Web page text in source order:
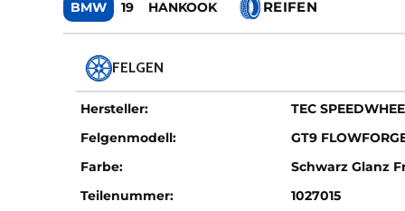
BMW 19 HANKOOK REIFEN
FELGEN
Hersteller:
TEC
Felgenmodell:
GT9
Farbe:
Schwarz Glanz
Teilenummer:
1027015